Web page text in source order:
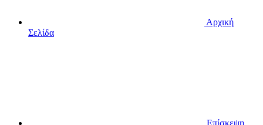
Αρχική
Σελίδα
Επίσκεψη